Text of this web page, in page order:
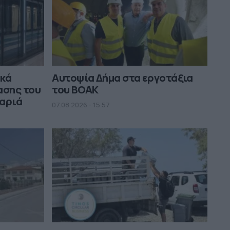
του
Αυτοψία Δήμα στα εργοτάξια
του ΒΟΑΚ
07.08.2026 - 15.57